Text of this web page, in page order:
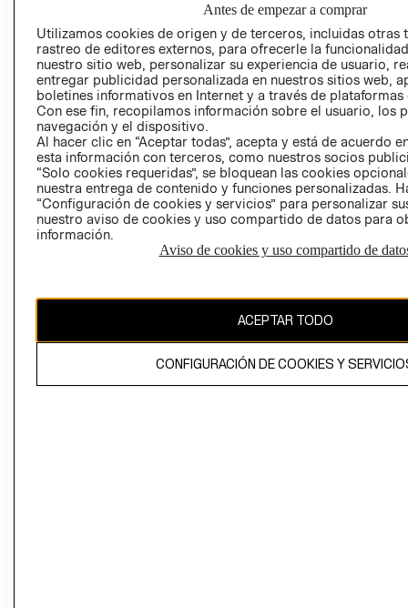
GIFT CARD
AVISO DE
Perú (S/)
CAMBIAR REGIÓN
propiedad de H&M Hennes & Mauritz AB
Antes de empezar a comprar
Utilizamos cookies de origen y de terceros, incluidas otras
rastreo de editores externos, para ofrecerle la
nuestro sitio web, personalizar su experiencia de usuario,
entregar publicidad personalizada en nuestros sitios web,
boletines informativos en Internet y a través de plataformas
Con ese fin, recopilamos información sobre el usuario, los
navegación y el dispositivo.
Al hacer clic en “Aceptar todas”, acepta y está de acuerdo
esta información con terceros, como nuestros socios
“Solo cookies requeridas”, se bloquean las cookies
nuestra entrega de contenido y funciones personalizadas.
“Configuración de cookies y servicios” para personalizar
nuestro aviso de cookies y uso compartido de datos para
información.
Aviso de cookies y uso compartido de
ACEPTAR TODO
CONFIGURACIÓN DE COOKIES Y